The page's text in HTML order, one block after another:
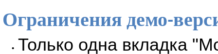
Ограничения демо-
• Только одна вкладка